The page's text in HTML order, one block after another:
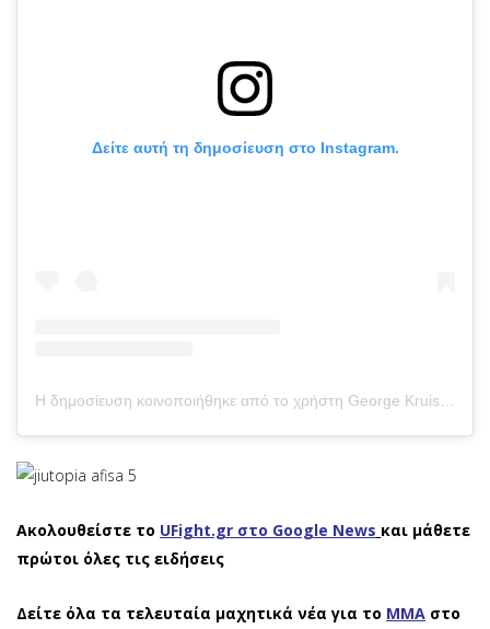
Δείτε αυτή τη δημοσίευση στο Instagram.
Ακολουθείστε το UFight.gr στο Google News και μάθετε
πρώτοι όλες τις ειδήσεις
Δείτε όλα τα τελευταία μαχητικά νέα για το ΜΜΑ στο